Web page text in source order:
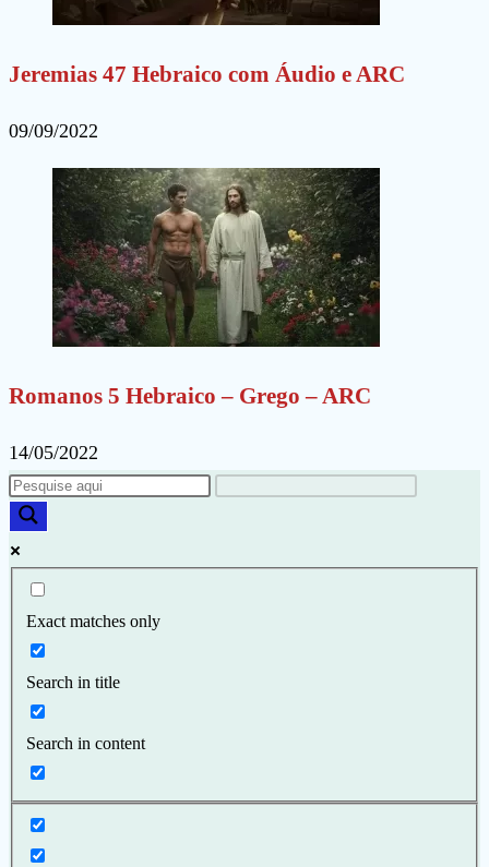
Jeremias 47 Hebraico com Áudio e ARC
09/09/2022
Romanos 5 Hebraico – Grego – ARC
14/05/2022
Exact matches only
Search in title
Search in content